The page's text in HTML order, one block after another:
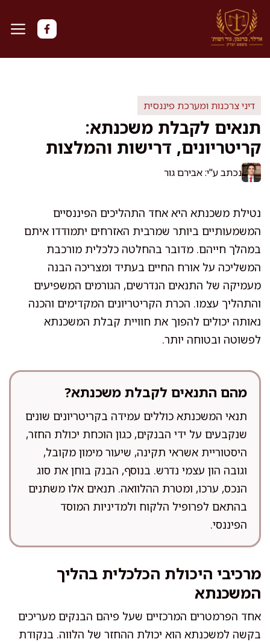
לדלג
לתוכן
דיני צרכנות ומערכת פיננסית
תנאים לקבלת משכנתא:
קריטריונים, דרישות והמלצות
נכתב ע"י: אבירם גור
נטילת משכנתא היא אחד התהליכים הפיננסיים
המשמעותיים ביותר שמרבית האזרחים יתמודדו איתם
במהלך חייהם. מדובר בהחלטה כלכלית מורכבת
המשליכה על אורח החיים בעתיד ומצריכה הבנה
מעמיקה של התנאים הנדרשים, הגורמים המשפיעים
והתהליך עצמו. הכרת הקריטריונים המקדימים והכנה
נאותה יכולים להפוך את חוויית קבלת המשכנתא
לפשוטה ובטוחה יותר.
מהם התנאים לקבלת משכנתא?
תנאי המשכנתא כוללים עמידה בקריטריונים שונים
שנקבעים על ידי הבנקים, כגון הוכחת יכולת החזר,
היסטוריית אשראי תקינה, שיעור מימון מקובל,
וגובה הון עצמי נדרש. בנוסף, הבנק בוחן את סוג
הנכס, ערכו, ומטרת ההלוואה. תנאים אלו משתנים
בהתאם לפרופיל הלקוח ולמדיניות המוסד
הפיננסי.
מרכיבי היכולת הכלכלית בהליך
המשכנתא
אחד הפרמטרים המרכזיים שעל פיהם הבנקים מעריכים
בקשה למשכנתא הוא יכולת ההחזר של הלווה. בנקודת